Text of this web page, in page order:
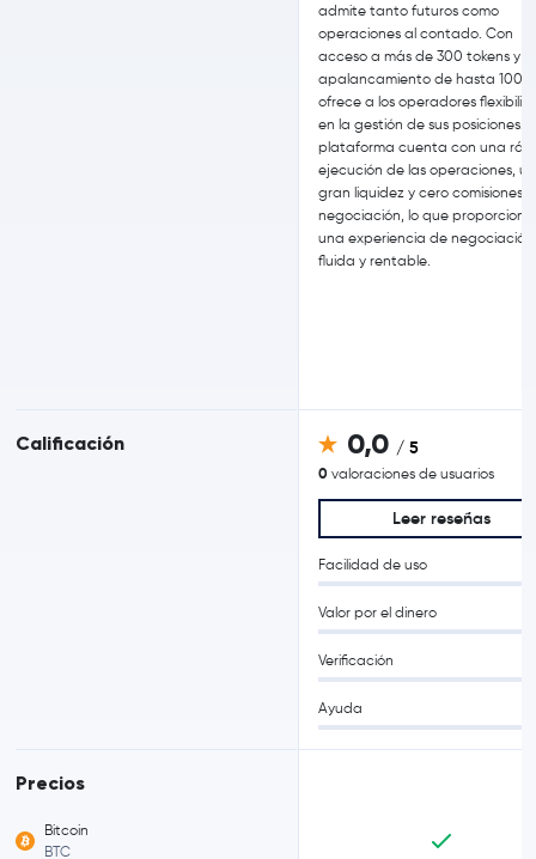
Calificación
Precios
Bitcoin
BTC
admite tanto futuros como
operaciones al contado. Con
acceso a más de 300 tokens y
apalancamiento de hasta 100x,
ofrece a los operadores
en la gestión de sus posiciones.
plataforma cuenta con una
ejecución de las operaciones,
gran liquidez y cero comisiones
negociación, lo que proporciona
una experiencia de negociación
fluida y rentable.
0,0 / 5
0 valoraciones de usuarios
Leer reseñas
Facilidad de uso
Valor por el dinero
Verificación
Ayuda